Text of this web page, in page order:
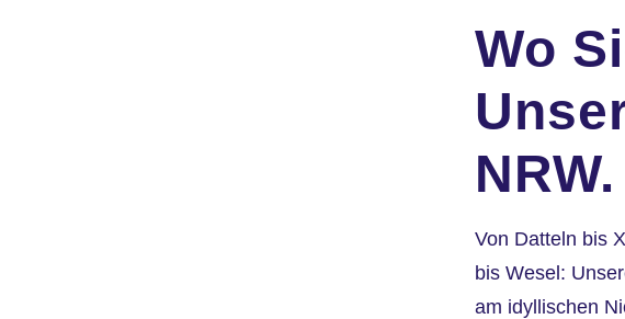
Wo
NRW.
Von Datteln bis
bis Wesel:
am idyllischen